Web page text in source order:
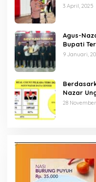
3 April, 2025
Agus-
Bupati
9 Januari,
Nazar
Hanya 39
28